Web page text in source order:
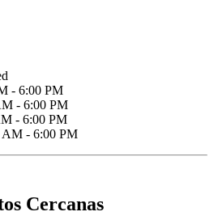
- 6:00 PM
- 6:00 PM
- 6:00 PM
AM - 6:00 PM
Cercanas